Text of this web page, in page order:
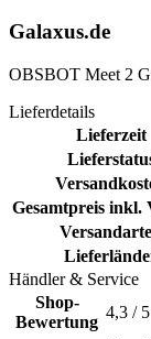
Galaxus.de
OBSBOT Meet 2
Lieferdetails
Lieferzeit
Gesamtpreis inkl.
Händler & Service
Shop-
Bewertung
4,3 /